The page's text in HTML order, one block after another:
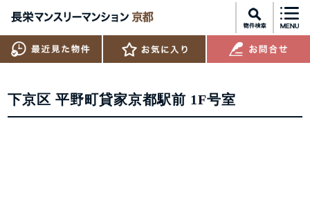
下京区 平野町貸家京都駅前 1F号室